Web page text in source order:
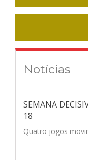
Notícias
SEMANA
18
Quatro jogos